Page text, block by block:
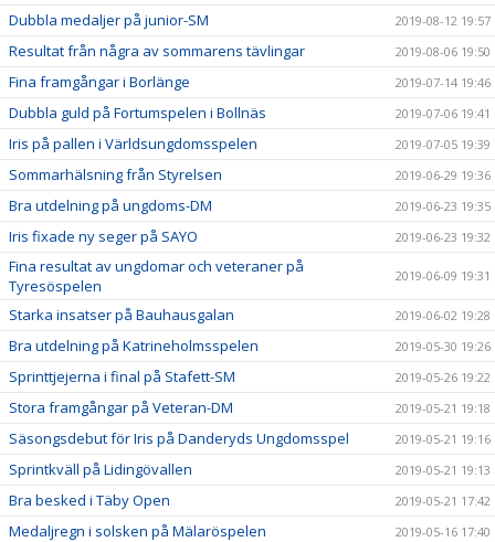
Dubbla medaljer på junior-SM 2019-08-12 19:57
Resultat från några av sommarens tävlingar 2019-08-06 19:50
Fina framgångar i Borlänge 2019-07-14 19:46
Dubbla guld på Fortumspelen i Bollnäs 2019-07-06 19:41
Iris på pallen i Världsungdomsspelen 2019-07-05 19:39
Sommarhälsning från Styrelsen 2019-06-29 19:36
Bra utdelning på ungdoms-DM 2019-06-23 19:35
Iris fixade ny seger på SAYO 2019-06-23 19:32
Fina resultat av ungdomar och veteraner på
Tyresöspelen
2019-06-09 19:31
Starka insatser på Bauhausgalan 2019-06-02 19:28
Bra utdelning på Katrineholmsspelen 2019-05-30 19:26
Sprinttjejerna i final på Stafett-SM 2019-05-26 19:22
Stora framgångar på Veteran-DM 2019-05-21 19:18
Säsongsdebut för Iris på Danderyds Ungdomsspel 2019-05-21 19:16
Sprintkväll på Lidingövallen 2019-05-21 19:13
Bra besked i Täby Open 2019-05-21 17:42
Medaljregn i solsken på Mälaröspelen 2019-05-16 17:40